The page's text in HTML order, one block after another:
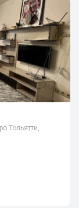
Тольятти,